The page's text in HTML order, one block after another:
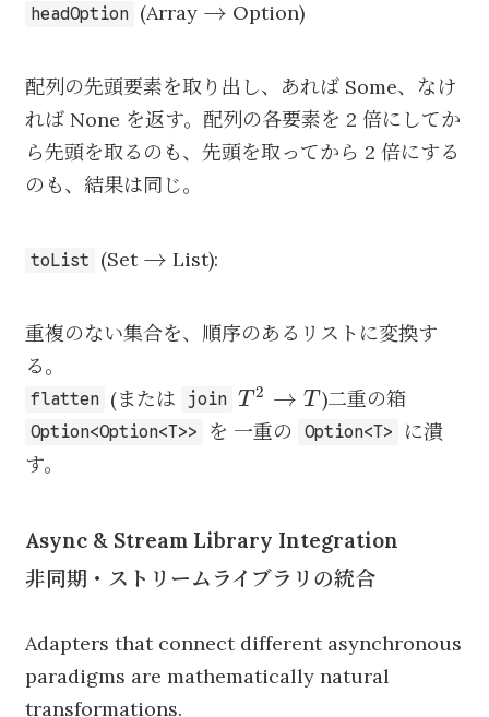
headOption (Array \to
→ Option)
配列の先頭要素を取り出し、あれば Some、なけ
れば None を返す。配列の各要素を 2 倍にしてか
ら先頭を取るのも、先頭を取ってから 2 倍にする
のも、結果は同じ。
toList (Set \to
→ List):
重複のない集合を、順序のあるリストに変換す
る。
flatten (または join T^2
\to
T2 → T)二重の箱
Option<Option<T>> を 一重の Option<T>
に潰
す。
Async & Stream Library Integration
非同期・ストリームライブラリの統合
Adapters that connect different asynchronous
paradigms are mathematically natural
transformations.